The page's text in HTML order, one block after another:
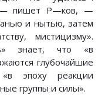
— пишет Ρ—ков, —
и нытью, затем
мистицизму».
знает, что «в
глубочайшие
эпоху реакции
группы и силы».